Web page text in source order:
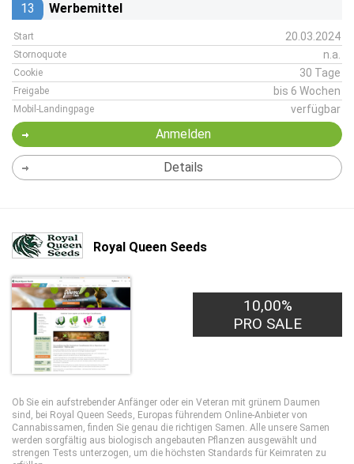
13 Werbemittel
Start 20.03.2024
Stornoquote n.a.
Cookie 30 Tage
Freigabe bis 6 Wochen
Mobil-Landingpage verfügbar
Anmelden
Details
Royal Queen Seeds
10,00%
PRO SALE
Ob Sie ein aufstrebender Anfänger oder ein Veteran mit grünem Daumen
sind, bei Royal Queen Seeds, Europas führendem Online-Anbieter von
Cannabissamen, finden Sie genau die richtigen Samen. Alle unsere Samen
werden sorgfältig aus biologisch angebauten Pflanzen ausgewählt und
strengen Tests unterzogen, um die höchsten Standards für Keimraten zu